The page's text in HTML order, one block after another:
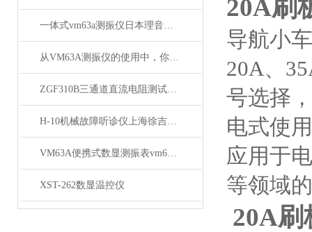
一体式vm63a测振仪日本理音测振仪VM63A参数
从VM63A测振仪的使用中，你得出了什么结论呢？
ZGF310B三通道直流电阻测试仪大量供应
H-10机械故障听诊仪上海徐吉大量供应
VM63A便携式数显测振表vm63a vm63a测振仪厂家
XST-262数显温控仪
20A刷
导航小
20A、
号选择
电式使
应用于
等领域
20A刷